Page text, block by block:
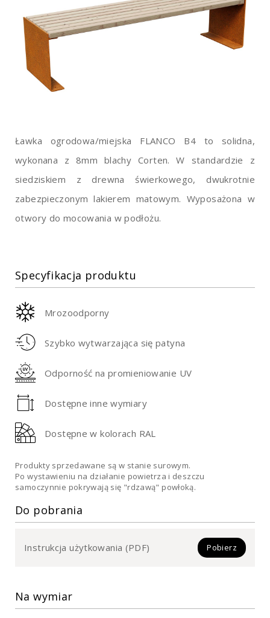
Ławka ogrodowa/miejska FLANCO B4 to solidna,
wykonana z 8mm blachy Corten. W standardzie z
siedziskiem z drewna świerkowego, dwukrotnie
zabezpieczonym lakierem matowym. Wyposażona w
otwory do mocowania w podłożu.
Specyfikacja produktu
Mrozoodporny
Szybko wytwarzająca się patyna
Odporność na promieniowanie UV
Dostępne inne wymiary
Dostępne w kolorach RAL
Produkty sprzedawane są w stanie surowym.
Po wystawieniu na działanie powietrza i deszczu
samoczynnie pokrywają się "rdzawą" powłoką.
Do pobrania
Instrukcja użytkowania (PDF) Pobierz
Na wymiar